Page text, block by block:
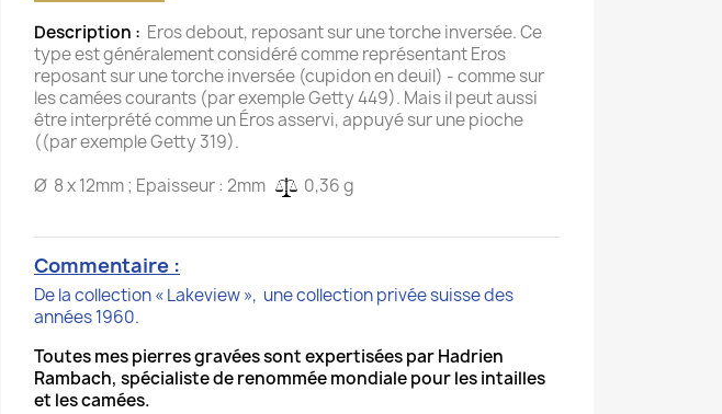
Description : Eros debout, reposant sur une torche inversée. Ce
type est généralement considéré comme représentant Eros
reposant sur une torche inversée (cupidon en deuil) - comme sur
les camées courants (par exemple Getty 449). Mais il peut aussi
être interprété comme un Éros asservi, appuyé sur une pioche
((par exemple Getty 319).
Ø 8 x 12mm ; Epaisseur : 2mm
0,36 g
Commentaire :
De la collection « Lakeview », une collection privée suisse des
années 1960.
Toutes mes pierres gravées sont expertisées par Hadrien
Rambach, spécialiste de renommée mondiale pour les intailles
et les camées.